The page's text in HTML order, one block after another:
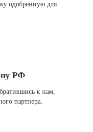
одобренную для
РФ
к нам,
партнера.